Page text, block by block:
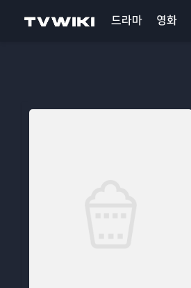
드라마 영화